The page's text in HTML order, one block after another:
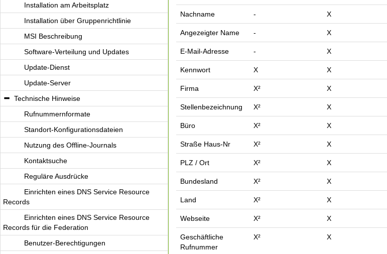
Installation am Arbeitsplatz
Installation über Gruppenrichtlinie
MSI Beschreibung
Software-Verteilung und Updates
Update-Dienst
Update-Server
Technische Hinweise
Rufnummernformate
Standort-Konfigurationsdateien
Nutzung des Offline-Journals
Kontaktsuche
Reguläre Ausdrücke
Einrichten eines DNS Service Resource
Records
Einrichten eines DNS Service Resource
Records für die Federation
Benutzer-Berechtigungen
Nachname - X
Angezeigter Name - X
E-Mail-Adresse - X
Kennwort X X
Firma X² X
Stellenbezeichnung X² X
Büro X² X
Straße Haus-Nr X² X
PLZ / Ort X² X
Bundesland X² X
Land X² X
Webseite X² X
Geschäftliche
Rufnummer
X² X